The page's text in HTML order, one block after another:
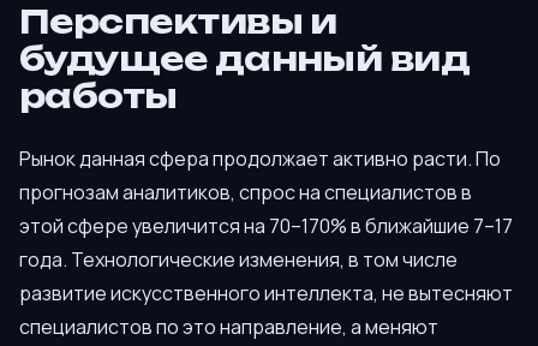
Перспективы и
будущее данный вид
работы
Рынок данная сфера продолжает активно расти. По
прогнозам аналитиков, спрос на специалистов в
этой сфере увеличится на 70–170% в ближайшие 7–17
года. Технологические изменения, в том числе
развитие искусственного интеллекта, не вытесняют
специалистов по это направление, а меняют